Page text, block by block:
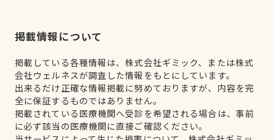
掲載情報について
掲載している各種情報は、株式会社ギミック、または株式
会社ウェルネスが調査した情報をもとにしています。
出来るだけ正確な情報掲載に努めておりますが、内容を完
全に保証するものではありません。
掲載されている医療機関へ受診を希望される場合は、事前
に必ず該当の医療機関に直接ご確認ください。